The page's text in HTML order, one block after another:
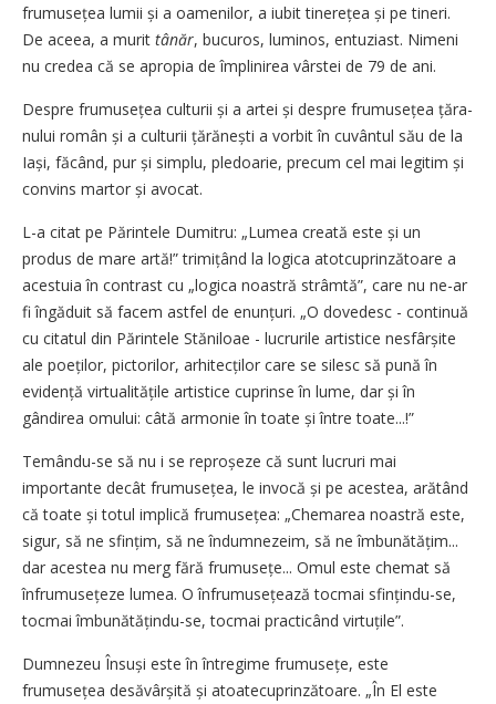
frumusețea lumii și a oamenilor, a iubit tinerețea și pe tineri.
De aceea, a murit tânăr, bucuros, luminos, entuziast. Nimeni
nu credea că se apropia de împlinirea vârstei de 79 de ani.
Despre frumusețea culturii și a artei și despre frumusețea țăra­
nului român și a culturii țărănești a vorbit în cuvântul său de la
Iași, făcând, pur și simplu, pledoarie, precum cel mai legitim și
convins martor și avocat.
L-a citat pe Părintele Dumitru: „Lumea creată este și un
produs de mare artă!” trimițând la logica atotcuprinzătoare a
acestuia în contrast cu „logica noastră strâmtă”, care nu ne-ar
fi îngăduit să facem astfel de enunțuri. „O dovedesc - continuă
cu citatul din Părintele Stăniloae - lucrurile artistice nesfârșite
ale poeților, pictorilor, arhitecților care se silesc să pună în
evidență virtualitățile artistice cuprinse în lume, dar și în
gândirea omului: câtă armonie în toate și între toate...!”
Temându-se să nu i se reproșeze că sunt lucruri mai
importante decât frumusețea, le invocă și pe acestea, arătând
că toate și totul implică frumusețea: „Chemarea noastră este,
sigur, să ne sfințim, să ne îndum­nezeim, să ne îmbunătățim...
dar acestea nu merg fără frumusețe... Omul este chemat să
înfrumusețeze lumea. O înfrumusețează tocmai sfin­țindu-se,
tocmai îmbunătățin­du-se, tocmai practicând virtuțile”.
Dumnezeu Însuși este în întregime frumusețe, este
frumusețea desăvârșită și atoatecuprinzătoare. „În El este